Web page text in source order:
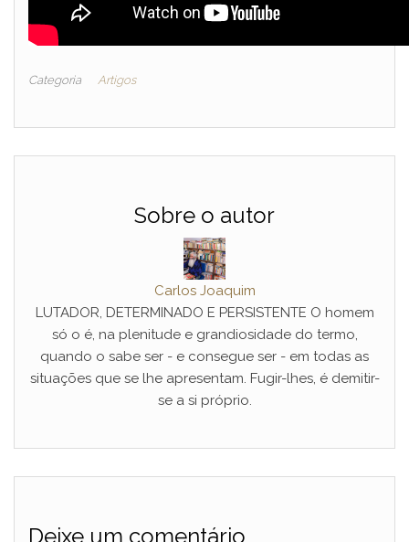
Categoria Artigos
Sobre o autor
Carlos Joaquim
LUTADOR, DETERMINADO E PERSISTENTE O homem
só o é, na plenitude e grandiosidade do termo,
quando o sabe ser - e consegue ser - em todas as
situações que se lhe apresentam. Fugir-lhes, é demitir-
se a si próprio.
Deixe um comentário